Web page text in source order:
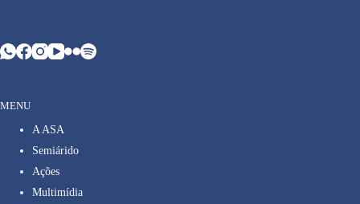
MENU
A ASA
Semiárido
Ações
Multimídia